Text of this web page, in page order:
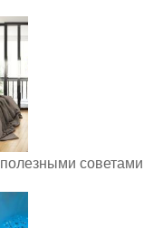
советами